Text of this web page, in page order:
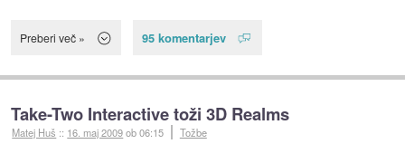
Preberi več » 95 komentarjev
Take-Two Interactive toži 3D Realms
Matej Huš :: 16. maj 2009ob 06:15 Tožbe